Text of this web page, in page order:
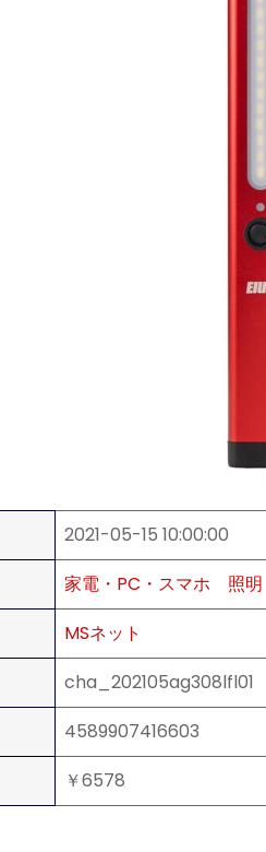
2021-05-15 10:00:00
家電・PC・スマホ
照明
MSネット
cha_202105ag308lfl01
4589907416603
￥6578